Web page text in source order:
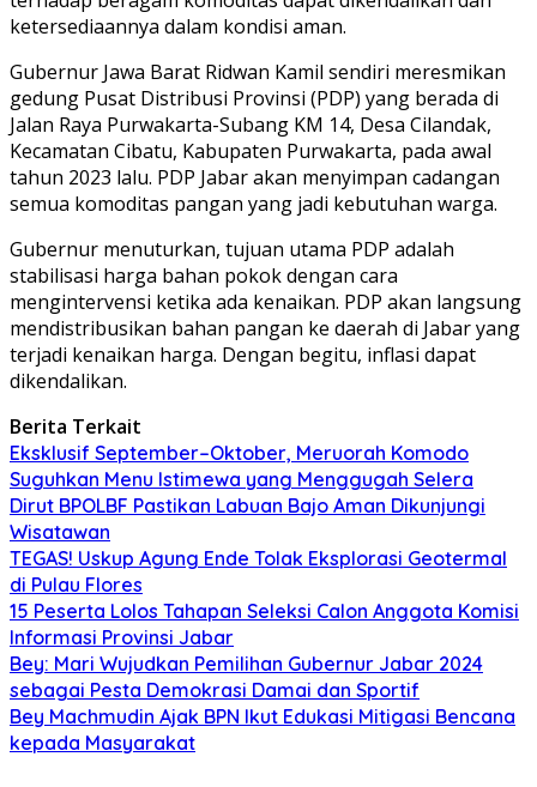
ketersediaannya dalam kondisi aman.
Gubernur Jawa Barat Ridwan Kamil sendiri meresmikan
gedung Pusat Distribusi Provinsi (PDP) yang berada di
Jalan Raya Purwakarta-Subang KM 14, Desa Cilandak,
Kecamatan Cibatu, Kabupaten Purwakarta, pada awal
tahun 2023 lalu. PDP Jabar akan menyimpan cadangan
semua komoditas pangan yang jadi kebutuhan warga.
Gubernur menuturkan, tujuan utama PDP adalah
stabilisasi harga bahan pokok dengan cara
mengintervensi ketika ada kenaikan. PDP akan langsung
mendistribusikan bahan pangan ke daerah di Jabar yang
terjadi kenaikan harga. Dengan begitu, inflasi dapat
dikendalikan.
Berita Terkait
Eksklusif September–Oktober, Meruorah Komodo
Suguhkan Menu Istimewa yang Menggugah Selera
Dirut BPOLBF Pastikan Labuan Bajo Aman Dikunjungi
Wisatawan
TEGAS! Uskup Agung Ende Tolak Eksplorasi Geotermal
di Pulau Flores
15 Peserta Lolos Tahapan Seleksi Calon Anggota Komisi
Informasi Provinsi Jabar
Bey: Mari Wujudkan Pemilihan Gubernur Jabar 2024
sebagai Pesta Demokrasi Damai dan Sportif
Bey Machmudin Ajak BPN Ikut Edukasi Mitigasi Bencana
kepada Masyarakat